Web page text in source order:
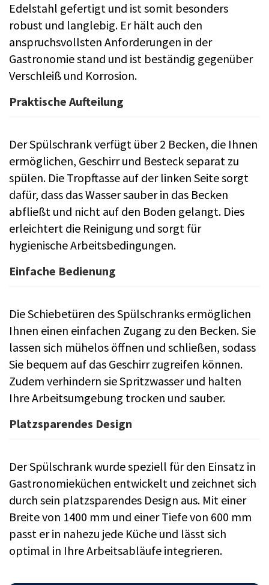
Edelstahl gefertigt und ist somit besonders
robust und langlebig. Er hält auch den
anspruchsvollsten Anforderungen in der
Gastronomie stand und ist beständig gegenüber
Verschleiß und Korrosion.
Praktische Aufteilung
Der Spülschrank verfügt über 2 Becken, die Ihnen
ermöglichen, Geschirr und Besteck separat zu
spülen. Die Tropftasse auf der linken Seite sorgt
dafür, dass das Wasser sauber in das Becken
abfließt und nicht auf den Boden gelangt. Dies
erleichtert die Reinigung und sorgt für
hygienische Arbeitsbedingungen.
Einfache Bedienung
Die Schiebetüren des Spülschranks ermöglichen
Ihnen einen einfachen Zugang zu den Becken. Sie
lassen sich mühelos öffnen und schließen, sodass
Sie bequem auf das Geschirr zugreifen können.
Zudem verhindern sie Spritzwasser und halten
Ihre Arbeitsumgebung trocken und sauber.
Platzsparendes Design
Der Spülschrank wurde speziell für den Einsatz in
Gastronomieküchen entwickelt und zeichnet sich
durch sein platzsparendes Design aus. Mit einer
Breite von 1400 mm und einer Tiefe von 600 mm
passt er in nahezu jede Küche und lässt sich
optimal in Ihre Arbeitsabläufe integrieren.